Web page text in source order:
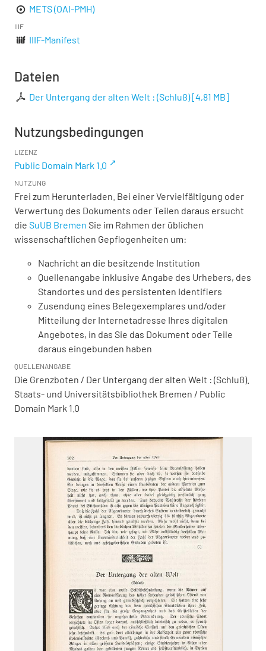
METS (OAI-PMH)
IIIF
IIIF-Manifest
Dateien
Der Untergang der alten Welt : (Schluß)[4,81 MB]
Nutzungsbedingungen
LIZENZ
Public Domain Mark 1.0
NUTZUNG
Frei zum Herunterladen. Bei einer Vervielfältigung oder
Verwertung des Dokuments oder Teilen daraus ersucht
die SuUB Bremen Sie im Rahmen der üblichen
wissenschaftlichen Gepflogenheiten um:
Nachricht an die besitzende Institution
Quellenangabe inklusive Angabe des Urhebers, des
Standortes und des persistenten Identifiers
Zusendung eines Belegexemplares und/oder
Mitteilung der Internetadresse Ihres digitalen
Angebotes, in das Sie das Dokument oder Teile
daraus eingebunden haben
QUELLENANGABE
Die Grenzboten / Der Untergang der alten Welt : (Schluß).
Staats- und Universitätsbibliothek Bremen / Public
Domain Mark 1.0